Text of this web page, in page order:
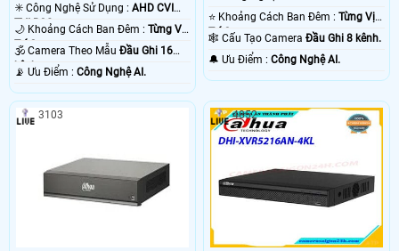
✳️ Công Nghệ Sử Dụng : AHD CVI
TVI BCS.
🌙 Khoảng Cách Ban Đêm : Từng Vị
Trí Camera .
🕉️ Camera Theo Mẫu Đầu Ghi 16
kênh.
️📡 Ưu Điểm : Công Nghệ AI.
⭐ Khoảng Cách Ban Đêm :Từng Vị
Trí Camera .
🕸️ Cấu Tạo CameraĐầu Ghi 8 kênh.
️🔔 Ưu Điểm :Công Nghệ AI.
3103 4852